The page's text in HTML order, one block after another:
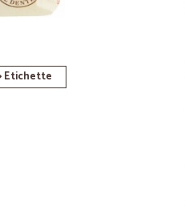
Etichette